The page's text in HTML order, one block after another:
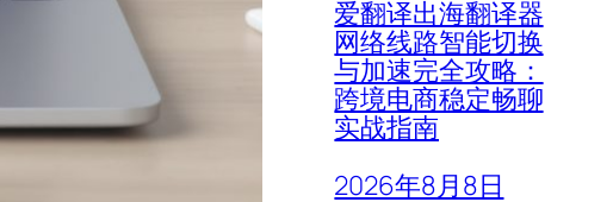
爱翻译出海翻译器
网络线路智能切换
与加速完全攻略：
跨境电商稳定畅聊
实战指南
2026年8月8日